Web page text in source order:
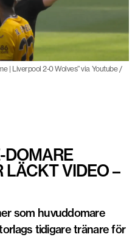
| Liverpool 2-0 Wolves” via Youtube /
DOMARE
LÄCKT VIDEO –
som huvuddomare
tidigare tränare för